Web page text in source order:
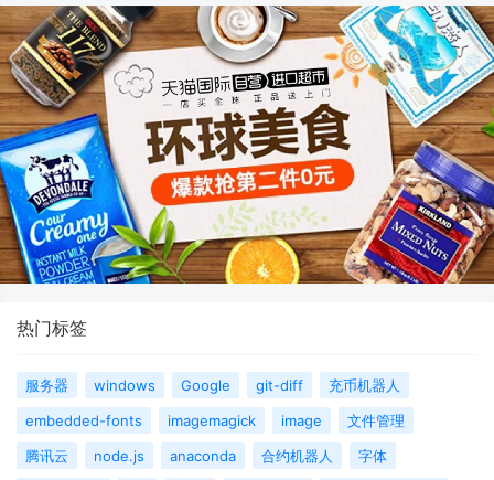
热门标签
服务器 windows Google git-diff
充币机器人
embedded-fonts
imagemagick image
文件管理
腾讯云
node.js anaconda 合约机器人
字体